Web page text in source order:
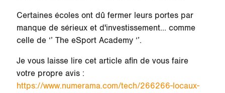
Certaines écoles ont dû fermer leurs portes par
manque de sérieux et d'investissement… comme
celle de ‘’ The eSport Academy ‘’.
Je vous laisse lire cet article afin de vous faire
votre propre avis :
https://www.numerama.com/tech/266266-locaux-